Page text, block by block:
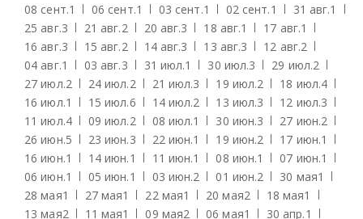
08 сент.1 06 сент.1 03 сент.1 02 сент.1 31 авг.1
25 авг.3 21 авг.2 20 авг.3 18 авг.1 17 авг.1
16 авг.3 15 авг.2 14 авг.3 13 авг.3 12 авг.2
04 авг.1 03 авг.3 31 июл.1 30 июл.3 29 июл.2
27 июл.2 24 июл.2 21 июл.3 19 июл.2 18 июл.4
16 июл.1 15 июл.6 14 июл.2 13 июл.3 12 июл.3
11 июл.4 09 июл.2 08 июл.1 30 июн.3 27 июн.2
26 июн.5 23 июн.3 22 июн.1 19 июн.2 17 июн.1
16 июн.1 14 июн.1 11 июн.1 08 июн.1 07 июн.1
06 июн.1 05 июн.1 03 июн.2 01 июн.2 30 мая1
28 мая1 27 мая1 22 мая1 20 мая2 18 мая1
13 мая2 11 мая1 09 мая2 06 мая1 30 апр.1